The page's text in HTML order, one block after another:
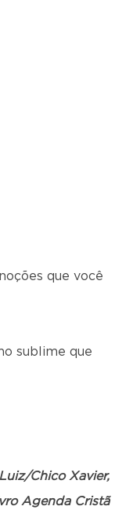
que você
sublime que
Chico Xavier,
Agenda Cristã